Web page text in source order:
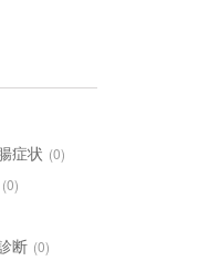
症状 (0)
(0)
断 (0)